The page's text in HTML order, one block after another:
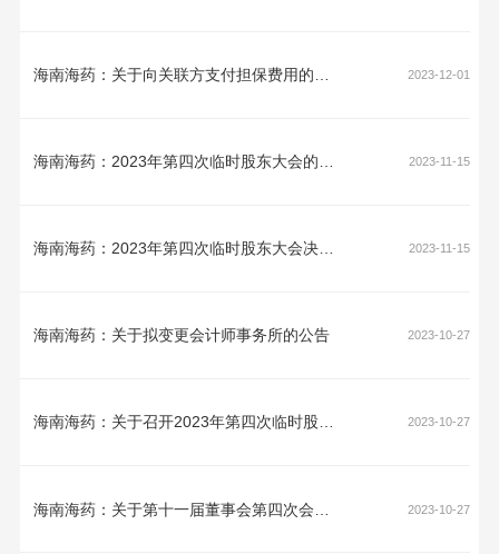
2023-12-01
海南海药：2023年第四次临时股东大会的法律意见书 2023-11-15
海南海药：2023年第四次临时股东大会决议公告 2023-11-15
海南海药：关于拟变更会计师事务所的公告 2023-10-27
海南海药：关于召开2023年第四次临时股东大会的通知 2023-10-27
2023-10-27